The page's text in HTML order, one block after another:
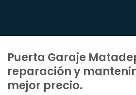
Puerta Garaje
reparación y
mejor precio.